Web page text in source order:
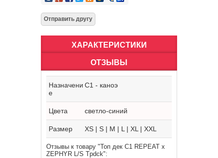
ХАРАКТЕРИСТИКИ
ОТЗЫВЫ
Назначени
е
C1 - каноэ
Цвета светло-синий
Размер XS | S | M | L | XL | XXL
Отзывы к товару "Топ дек C1 REPEAT x
ZEPHYR L/S Tpdck":